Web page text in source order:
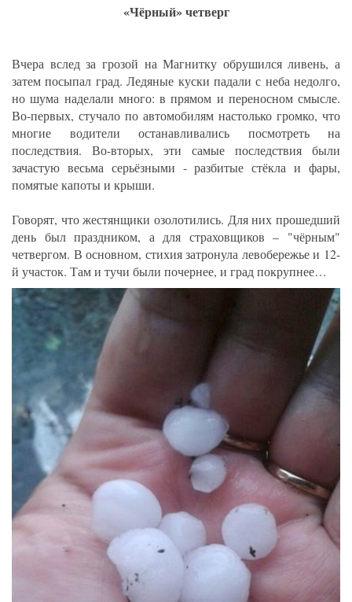
«Чёрный» четверг
Вчера вслед за грозой на Магнитку обрушился ливень, а
затем посыпал град. Ледяные куски падали с неба недолго,
но шума наделали много: в прямом и переносном смысле.
Во-первых, стучало по автомобилям настолько громко, что
многие водители останавливались посмотреть на
последствия. Во-вторых, эти самые последствия были
зачастую весьма серьёзными - разбитые стёкла и фары,
помятые капоты и крыши.
Говорят, что жестянщики озолотились. Для них прошедший
день был праздником, а для страховщиков – "чёрным"
четвергом. В основном, стихия затронула левобережье и 12-
й участок. Там и тучи были почернее, и град покрупнее…